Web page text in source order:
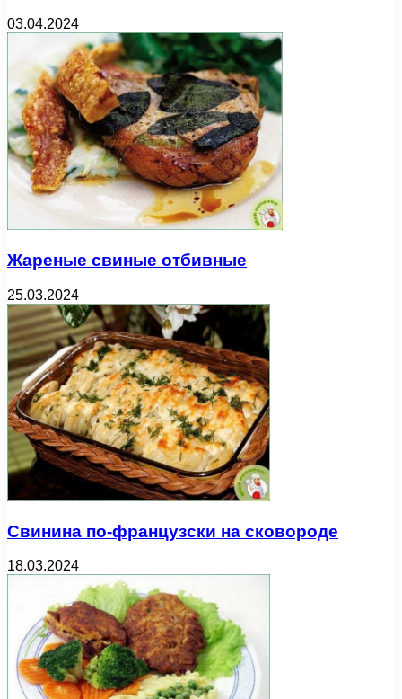
03.04.2024
Жареные свиные отбивные
25.03.2024
Свинина по-французски на сковороде
18.03.2024